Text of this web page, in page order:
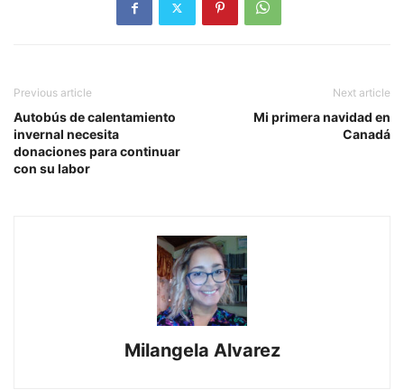
Previous article
Autobús de calentamiento
invernal necesita
donaciones para continuar
con su labor
Next article
Mi primera navidad en
Canadá
Milangela Alvarez